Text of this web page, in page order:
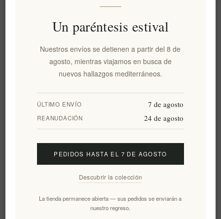
Información
Mi cuenta
Suscribirse Desuscribirse
Un paréntesis estival
Nuestros envíos se detienen a partir del 8 de
agosto, mientras viajamos en busca de
nuevos hallazgos mediterráneos.
ÚLTIMO ENVÍO 7 de agosto
REANUDACIÓN 24 de agosto
PEDIDOS HASTA EL 7 DE AGOSTO
Descubrir la colección
La tienda permanece abierta — sus pedidos se enviarán a
nuestro regreso.